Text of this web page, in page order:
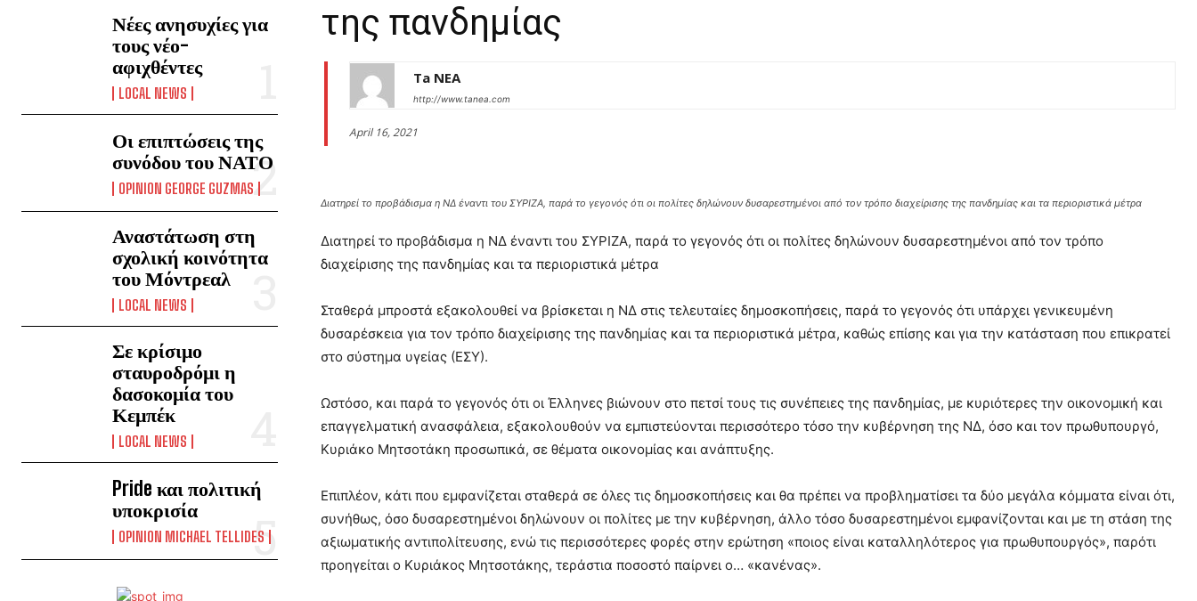
Νέες ανησυχίες για
τους νέο-
αφιχθέντες
LOCAL NEWS
Οι επιπτώσεις της
συνόδου του ΝΑΤΟ
OPINION GEORGE GUZMAS
Αναστάτωση στη
σχολική κοινότητα
του Μόντρεαλ
LOCAL NEWS
Σε κρίσιμο
σταυροδρόμι η
δασοκομία του
Κεμπέκ
LOCAL NEWS
Pride και πολιτική
υποκρισία
OPINION MICHAEL TELLIDES
της πανδημίας
Ta NEA
http://www.tanea.com
April 16, 2021
Διατηρεί το προβάδισμα η ΝΔ έναντι του ΣΥΡΙΖΑ, παρά το γεγονός ότι οι πολίτες δηλώνουν δυσαρεστημένοι από τον τρόπο διαχείρισης της πανδημίας και τα περιοριστικά μέτρα
Διατηρεί το προβάδισμα η ΝΔ έναντι του ΣΥΡΙΖΑ, παρά το γεγονός ότι οι πολίτες δηλώνουν δυσαρεστημένοι από τον τρόπο
διαχείρισης της πανδημίας και τα περιοριστικά μέτρα
Σταθερά μπροστά εξακολουθεί να βρίσκεται η ΝΔ στις τελευταίες δημοσκοπήσεις, παρά το γεγονός ότι υπάρχει γενικευμένη
δυσαρέσκεια για τον τρόπο διαχείρισης της πανδημίας και τα περιοριστικά μέτρα, καθώς επίσης και για την κατάσταση που επικρατεί
στο σύστημα υγείας (ΕΣΥ).
Ωστόσο, και παρά το γεγονός ότι οι Έλληνες βιώνουν στο πετσί τους τις συνέπειες της πανδημίας, με κυριότερες την οικονομική και
επαγγελματική ανασφάλεια, εξακολουθούν να εμπιστεύονται περισσότερο τόσο την κυβέρνηση της ΝΔ, όσο και τον πρωθυπουργό,
Κυριάκο Μητσοτάκη προσωπικά, σε θέματα οικονομίας και ανάπτυξης.
Επιπλέον, κάτι που εμφανίζεται σταθερά σε όλες τις δημοσκοπήσεις και θα πρέπει να προβληματίσει τα δύο μεγάλα κόμματα είναι ότι,
συνήθως, όσο δυσαρεστημένοι δηλώνουν οι πολίτες με την κυβέρνηση, άλλο τόσο δυσαρεστημένοι εμφανίζονται και με τη στάση της
αξιωματικής αντιπολίτευσης, ενώ τις περισσότερες φορές στην ερώτηση «ποιος είναι καταλληλότερος για πρωθυπουργός», παρότι
προηγείται ο Κυριάκος Μητσοτάκης, τεράστια ποσοστό παίρνει ο… «κανένας».